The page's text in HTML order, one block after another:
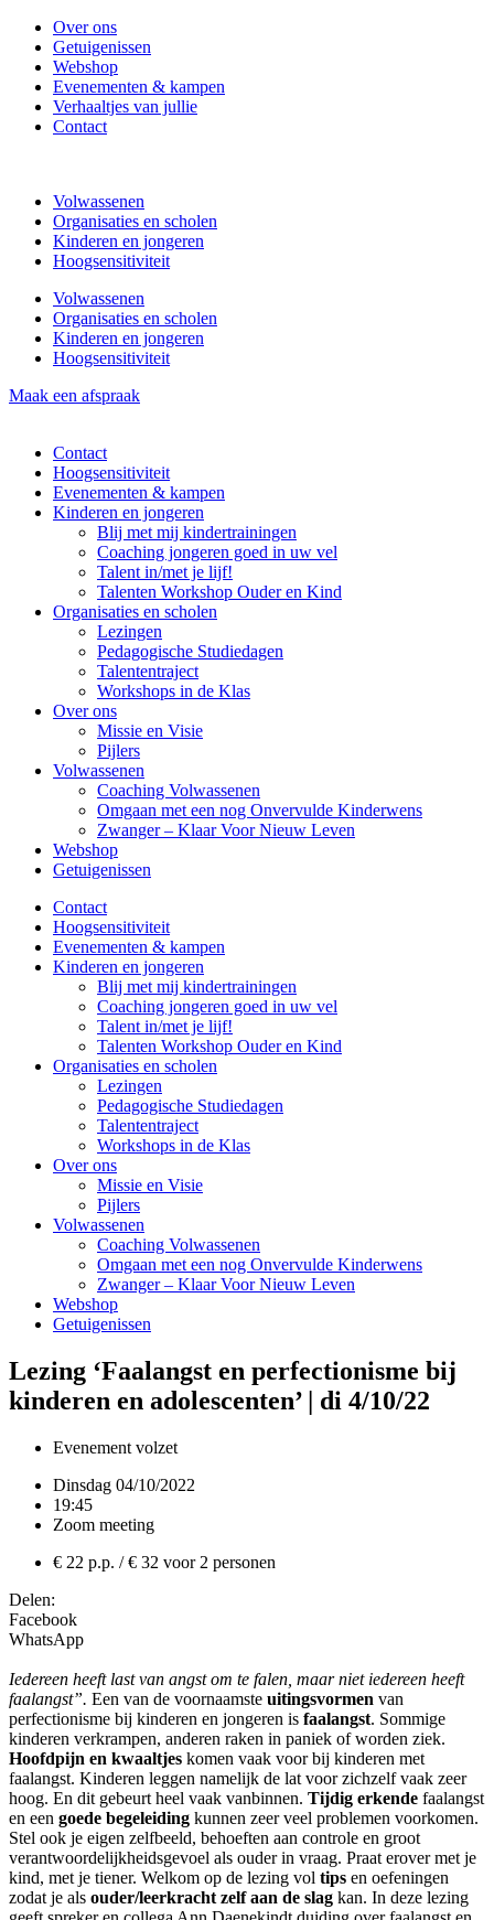
Spring
naar
inhoud
Over ons
Getuigenissen
Webshop
Evenementen & kampen
Verhaaltjes van jullie
Contact
Volwassenen
Organisaties en scholen
Kinderen en jongeren
Hoogsensitiviteit
Volwassenen
Organisaties en scholen
Kinderen en jongeren
Hoogsensitiviteit
Maak een afspraak
Contact
Hoogsensitiviteit
Evenementen & kampen
Kinderen en jongeren
Blij met mij kindertrainingen
Coaching jongeren goed in uw vel
Talent in/met je lijf!
Talenten Workshop Ouder en Kind
Organisaties en scholen
Lezingen
Pedagogische Studiedagen
Talententraject
Workshops in de Klas
Over ons
Missie en Visie
Pijlers
Volwassenen
Coaching Volwassenen
Omgaan met een nog Onvervulde Kinderwens
Zwanger – Klaar Voor Nieuw Leven
Webshop
Getuigenissen
Contact
Hoogsensitiviteit
Evenementen & kampen
Kinderen en jongeren
Blij met mij kindertrainingen
Coaching jongeren goed in uw vel
Talent in/met je lijf!
Talenten Workshop Ouder en Kind
Organisaties en scholen
Lezingen
Pedagogische Studiedagen
Talententraject
Workshops in de Klas
Over ons
Missie en Visie
Pijlers
Volwassenen
Coaching Volwassenen
Omgaan met een nog Onvervulde Kinderwens
Zwanger – Klaar Voor Nieuw Leven
Webshop
Getuigenissen
Lezing ‘Faalangst en perfectionisme bij
kinderen en adolescenten’ | di 4/10/22
Evenement volzet
Dinsdag 04/10/2022
19:45
Zoom meeting
€ 22 p.p. / € 32 voor 2 personen
Delen:
Facebook
WhatsApp
Iedereen heeft last van angst om te falen, maar niet iedereen heeft
faalangst”. Een van de voornaamste uitingsvormen van
perfectionisme bij kinderen en jongeren is faalangst. Sommige
kinderen verkrampen, anderen raken in paniek of worden ziek.
Hoofdpijn en kwaaltjes komen vaak voor bij kinderen met
faalangst. Kinderen leggen namelijk de lat voor zichzelf vaak zeer
hoog. En dit gebeurt heel vaak vanbinnen. Tijdig erkende faalangst
en een goede begeleiding kunnen zeer veel problemen voorkomen.
Stel ook je eigen zelfbeeld, behoeften aan controle en groot
verantwoordelijkheidsgevoel als ouder in vraag. Praat erover met je
kind, met je tiener. Welkom op de lezing vol tips en oefeningen
zodat je als ouder/leerkracht zelf aan de slag kan. In deze lezing